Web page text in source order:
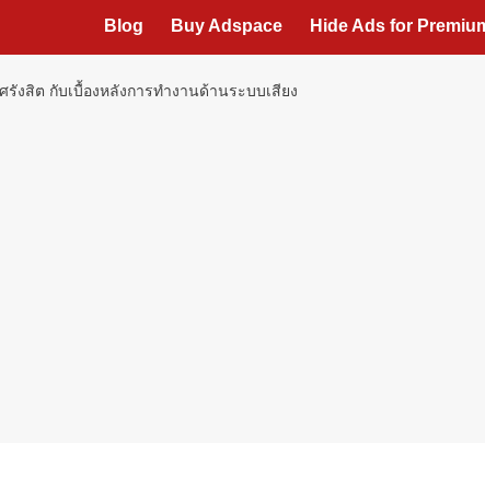
Blog Buy Adspace Hide Ads for
รังสิต กับเบื้องหลังการทำงานด้านระบบเสียง